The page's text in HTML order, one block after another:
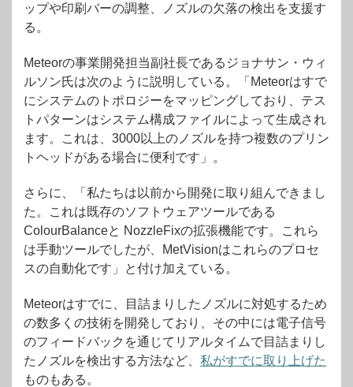
ップや印刷バーの調整、ノズルの欠落の検出を支援す
る。
Meteorの事業開発担当副社長であるジョナサン・ウィ
ルソン氏は次のように説明している。「Meteorはすで
にシステムのトポロジーをマッピングしており、テス
トパターンはシステム構成ファイルによって生成され
ます。これは、3000以上のノズルを持つ複数のプリン
トヘッドがある場合に便利です」。
さらに、「私たちは以前から開発に取り組んできまし
た。これは既存のソフトウェアツールである
ColourBalanceと NozzleFixの拡張機能です。これら
は手動ツールでしたが、MetVisionはこれらのプロセ
スの自動化です」と付け加えている。
Meteorはすでに、目詰まりしたノズルに対処するため
の数多くの技術を開発しており、その中には電子信号
のフィードバックを通じてリアルタイムで目詰まりし
たノズルを検出する方法など、 私がすでに取り上げた
ものもある。